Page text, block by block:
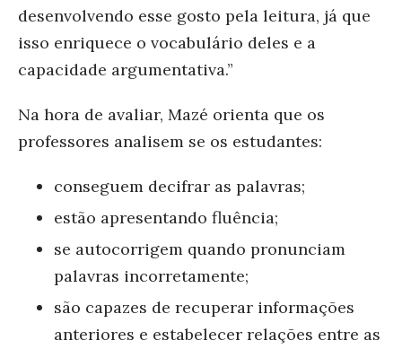
desenvolvendo esse gosto pela leitura, já que
isso enriquece o vocabulário deles e a
capacidade argumentativa.”
Na hora de avaliar, Mazé orienta que os
professores analisem se os estudantes:
conseguem decifrar as palavras;
estão apresentando fluência;
se autocorrigem quando pronunciam
palavras incorretamente;
são capazes de recuperar informações
anteriores e estabelecer relações entre as